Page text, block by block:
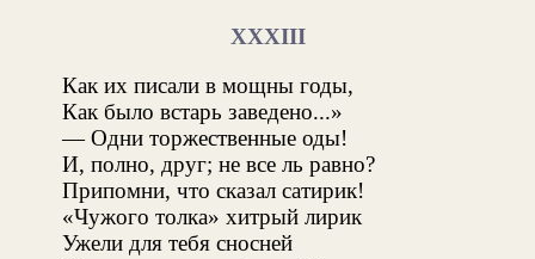
XXXIII
Как их писали в мощны годы,
Как было встарь заведено...»
— Одни торжественные оды!
И, полно, друг; не все ль равно?
Припомни, что сказал сатирик!
«Чужого толка» хитрый лирик
Ужели для тебя сносней